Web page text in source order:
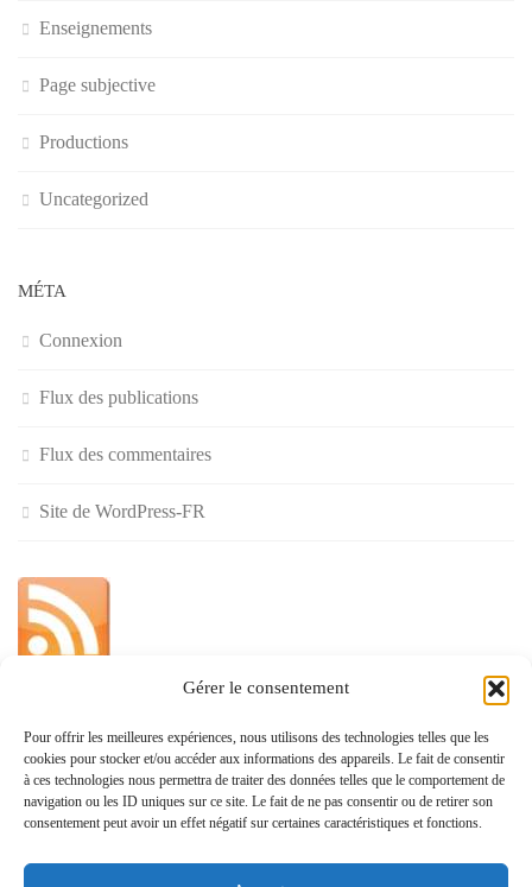
Gérer le consentement
Pour offrir les meilleures expériences, nous utilisons des technologies telles que les
cookies pour stocker et/ou accéder aux informations des appareils. Le fait de consentir
à ces technologies nous permettra de traiter des données telles que le comportement de
navigation ou les ID uniques sur ce site. Le fait de ne pas consentir ou de retirer son
consentement peut avoir un effet négatif sur certaines caractéristiques et fonctions.
Enseignements
Page subjective
Productions
Uncategorized
MÉTA
Connexion
Flux des publications
Flux des commentaires
Site de WordPress-FR
»
Politique de confidentialité